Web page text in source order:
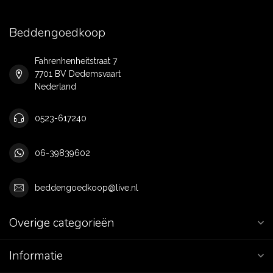
Beddengoedkoop
Fahrenhenheitstraat 7
7701 BV Dedemsvaart
Nederland
0523-617240
06-39839602
beddengoedkoop@live.nl
Overige categorieën
Informatie